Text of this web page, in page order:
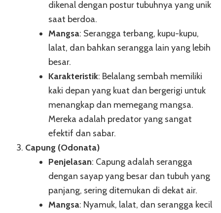
dikenal dengan postur tubuhnya yang unik
saat berdoa.
Mangsa: Serangga terbang, kupu-kupu,
lalat, dan bahkan serangga lain yang lebih
besar.
Karakteristik: Belalang sembah memiliki
kaki depan yang kuat dan bergerigi untuk
menangkap dan memegang mangsa.
Mereka adalah predator yang sangat
efektif dan sabar.
Capung (Odonata)
Penjelasan: Capung adalah serangga
dengan sayap yang besar dan tubuh yang
panjang, sering ditemukan di dekat air.
Mangsa: Nyamuk, lalat, dan serangga kecil